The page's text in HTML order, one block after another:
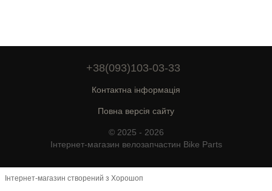
+38(093)103-03-33
Контактна інформація
Повна версія сайту
© 2025 - 2026
Інтернет-магазин велозапчастин Bike Parts
Інтернет-магазин створений з Хорошоп